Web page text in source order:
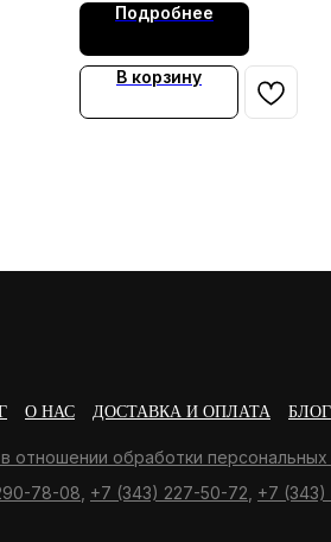
Подробнее
В корзину
О НАС ДОСТАВКА И ОПЛАТА БЛОГ
отношении обработки
78-08 +7 (343) 227-50-72 +7 (343)